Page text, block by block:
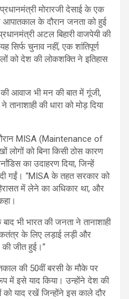
मोरारजी देसाई के एक
आपातकाल के दौरान जनता को हुई
अटल बिहारी वाजपेयी की
सिर्फ चुनाव नहीं, एक शांतिपूर्ण
को देश की लोकशक्ति ने इतिहास
आवाज भी मन की बात में गूंजी,
की धारा को मोड़ दिया
MISA (Maintenance of
को बिना किसी ठोस कारण
का उदाहरण दिया, जिन्हें
दी गईं। “MISA के तहत सरकार को
में लेने का अधिकार था, और
भी भारत की जनता ने तानाशाही
के लिए लड़ाई लड़ी और
की जीत हुई।”
की 50वीं बरसी के मौके पर
में इसे याद किया। उन्होंने देश की
याद रखें जिन्होंने इस काले दौर